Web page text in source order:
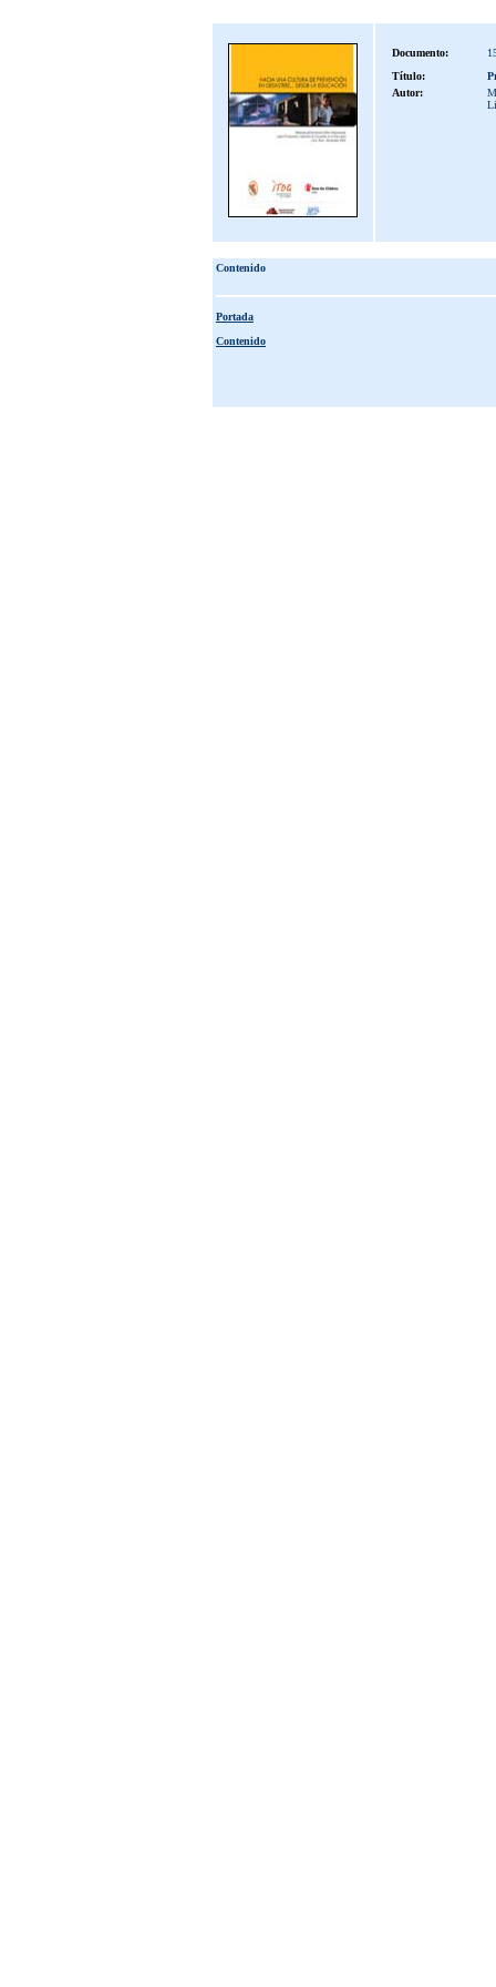
Documento:
Título:
Autor:
Contenido
Portada
Contenido